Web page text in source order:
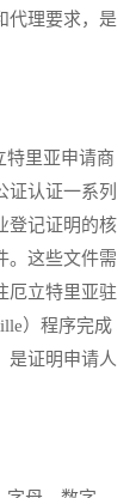
代理要求，是
里亚申请商
证认证一系列
登记证明的核
。这些文件需
厄立特里亚驻
）程序完成
是证明申请人